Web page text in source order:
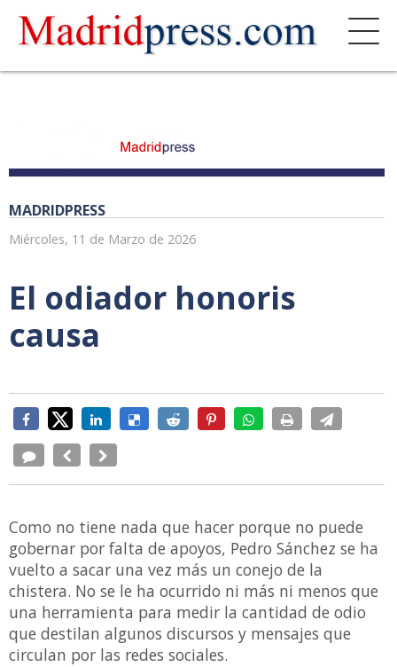
MADRIDPRESS
Miércoles, 11 de Marzo de 2026
El odiador honoris
causa
Como no tiene nada que hacer porque no puede
gobernar por falta de apoyos, Pedro Sánchez se ha
vuelto a sacar una vez más un conejo de la
chistera. No se le ha ocurrido ni más ni menos que
una herramienta para medir la cantidad de odio
que destilan algunos discursos y mensajes que
circulan por las redes sociales.